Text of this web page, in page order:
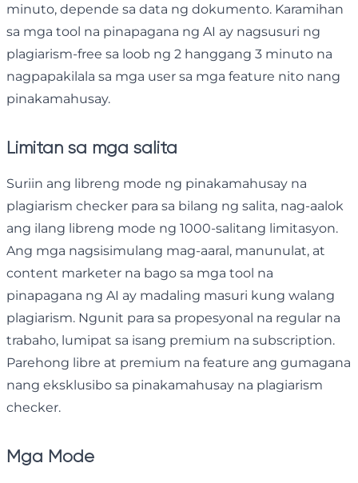
minuto, depende sa data ng dokumento. Karamihan
sa mga tool na pinapagana ng AI ay nagsusuri ng
plagiarism-free sa loob ng 2 hanggang 3 minuto na
nagpapakilala sa mga user sa mga feature nito nang
pinakamahusay.
Limitan sa mga salita
Suriin ang libreng mode ng pinakamahusay na
plagiarism checker para sa bilang ng salita, nag-aalok
ang ilang libreng mode ng 1000-salitang limitasyon.
Ang mga nagsisimulang mag-aaral, manunulat, at
content marketer na bago sa mga tool na
pinapagana ng AI ay madaling masuri kung walang
plagiarism. Ngunit para sa propesyonal na regular na
trabaho, lumipat sa isang premium na subscription.
Parehong libre at premium na feature ang gumagana
nang eksklusibo sa pinakamahusay na plagiarism
checker.
Mga Mode